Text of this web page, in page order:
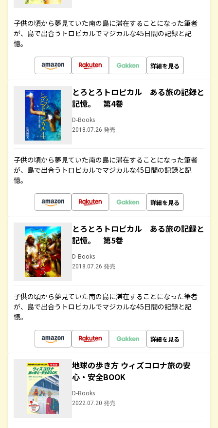
子供の頃から夢見ていた南の島に滞在することになった筆者
が、島で出合うトロピカルでマジカルな45日間の記録と記
憶。
詳細を見る
とろとろトロピカル ある旅の記録と
記憶。 第4巻
D-Books
2018.07.26 発売
子供の頃から夢見ていた南の島に滞在することになった筆者
が、島で出合うトロピカルでマジカルな45日間の記録と記
憶。
詳細を見る
とろとろトロピカル ある旅の記録と
記憶。 第5巻
D-Books
2018.07.26 発売
子供の頃から夢見ていた南の島に滞在することになった筆者
が、島で出合うトロピカルでマジカルな45日間の記録と記
憶。
詳細を見る
地球の歩き方 ウィズコロナ旅の安
心・安全BOOK
D-Books
2022.07.20 発売